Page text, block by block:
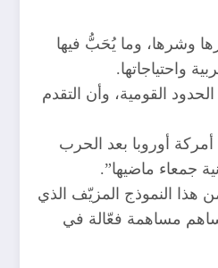
وشرها، وما يُحَبُّ فيها
واحتياجاتها.
القومية، وأن التقدم
أمركة أوروبا بعد الحرب
جمعاء ماضيها”.
هذا النموذج المزيّف الذي
ساهم مساهمة فعّالة في